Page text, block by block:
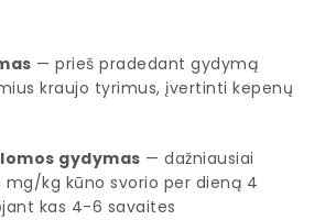
— prieš pradedant gydymą
kraujo tyrimus, įvertinti kepenų
gydymas — dažniausiai
mg/kg kūno svorio per dieną 4
kas 4-6 savaites